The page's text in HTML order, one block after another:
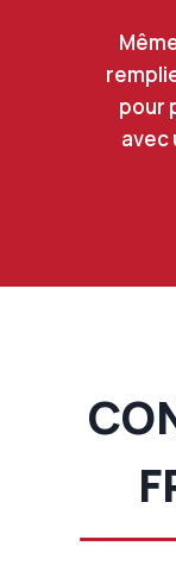
pour
avec